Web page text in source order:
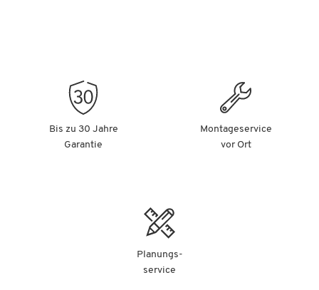
Bis zu 30 Jahre
Garantie
Montageservice
vor Ort
Planungs-
service